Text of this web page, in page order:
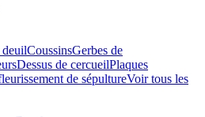
CoussinsGerbes de
Dessus de cercueilPlaques
de sépultureVoir tous les